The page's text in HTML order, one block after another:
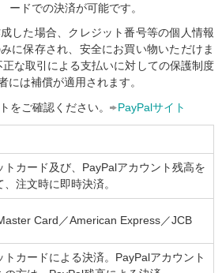
ードでの決済が可能です。
した場合、クレジット番号等の個人情報
に保存され、安全にお買い物いただけま
な取引による支払いに対しての保護制度
には補償が適用されます。
をご確認ください。
PayPalサイト
トカード及び、PayPalアカウント残高を
、注文時に即時決済。
Card／American Express／JCB
トカードによる決済。PayPalアカウント